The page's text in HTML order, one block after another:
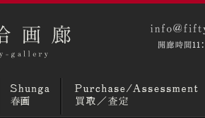
ニュースとトピックス 画廊概要